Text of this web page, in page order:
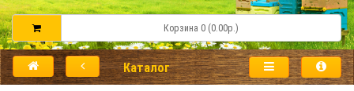
Корзина 0 (0.00р.)
Каталог